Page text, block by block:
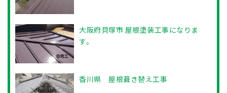
大阪府貝塚市 屋根塗装工事になりま
す。
香川県 屋根葺き替え工事